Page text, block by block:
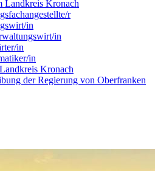
Landkreis Kronach
r
in
in
in
in
Kronach
der Regierung von Oberfranken